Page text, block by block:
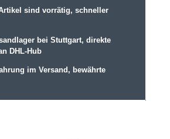
sind vorrätig, schneller
bei Stuttgart, direkte
DHL-Hub
im Versand, bewährte